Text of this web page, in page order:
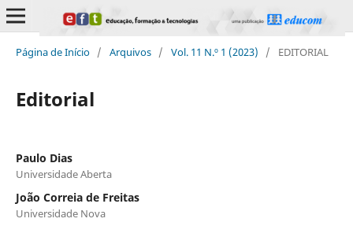
Página de Início / Arquivos / Vol. 11 N.º 1 (2023) / EDITORIAL
Editorial
Paulo Dias
Universidade Aberta
João Correia de Freitas
Universidade Nova